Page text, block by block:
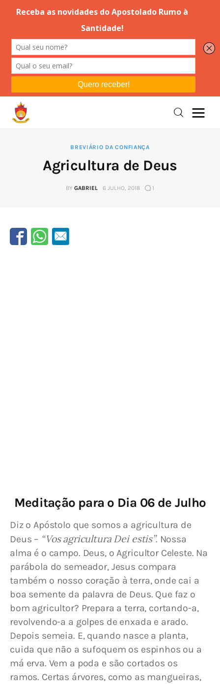
Editorial
Orações
Instruções
Espiritualidade
BREVIÁRIO DA CONFIANÇA
Agricultura de Deus
BY GABRIEL 6 JULHO, 2018 1
Meditação para o Dia 06 de Julho
Diz o Apóstolo que somos a agricultura de
Deus – “Vos agricultura Dei estis”. Nossa
alma é o campo. Deus, o Agricultor Celeste. Na
parábola do semeador, Jesus compara
também o nosso coração à terra, onde cai a
boa semente da palavra de Deus. Que faz o
bom agricultor? Prepara a terra, cortando-a,
revolvendo-a a golpes de enxada e arado.
Depois semeia. E, quando nasce a planta,
cuida que não a sufoquem os espinhos ou a
má erva. Vem a poda e são cortados os
ramos. Certas árvores, como as mangueiras,